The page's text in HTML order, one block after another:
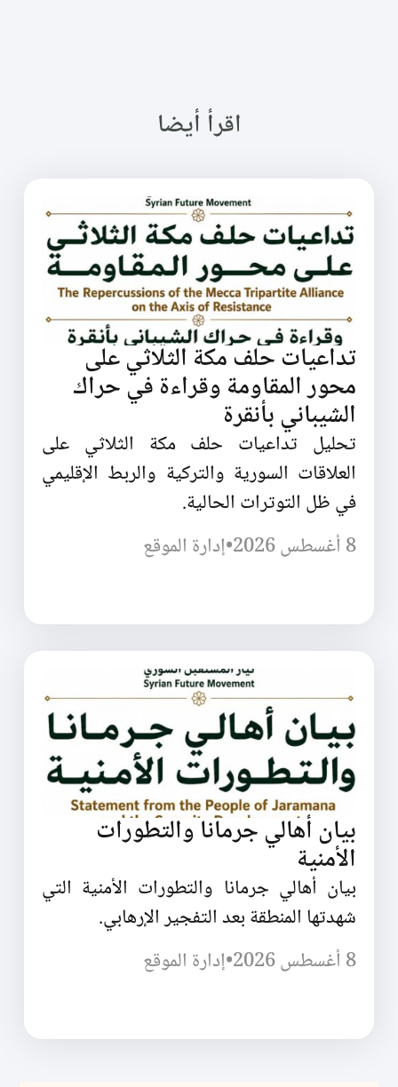
اقرأ أيضا
تداعيات حلف مكة الثلاثي على
محور المقاومة وقراءة في حراك
الشيباني بأنقرة
تحليل تداعيات حلف مكة الثلاثي على
العلاقات السورية والتركية والربط الإقليمي
في ظل التوترات الحالية.
8 أغسطس 2026
•إدارة الموقع
بيان أهالي جرمانا والتطورات
الأمنية
بيان أهالي جرمانا والتطورات الأمنية التي
شهدتها المنطقة بعد التفجير الإرهابي.
8 أغسطس 2026
•إدارة الموقع